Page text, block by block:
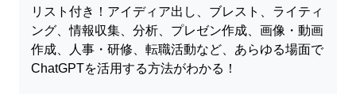
リスト付き！アイディア出し、ブレスト、ライティ
ング、情報収集、分析、プレゼン作成、画像・動画
作成、人事・研修、転職活動など、あらゆる場面で
ChatGPTを活用する方法がわかる！